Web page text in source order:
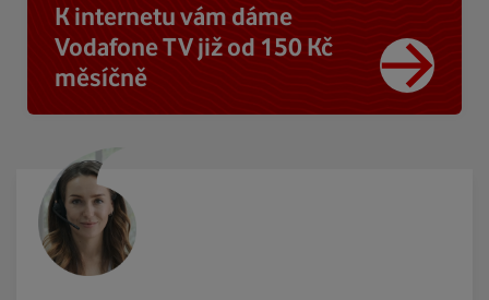
K internetu vám dáme
Vodafone TV již od 150 Kč
měsíčně